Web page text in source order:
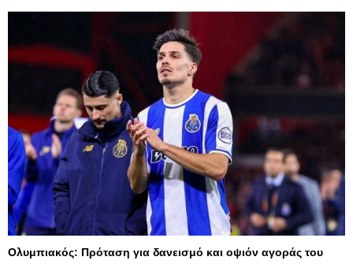
Ολυμπιακός: Πρόταση για δανεισμό και οψιόν αγοράς του